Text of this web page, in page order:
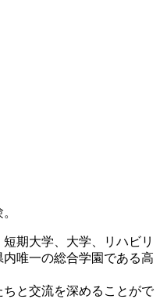
期大学、大学、リハビリ
唯一の総合学園である高
と交流を深めることがで